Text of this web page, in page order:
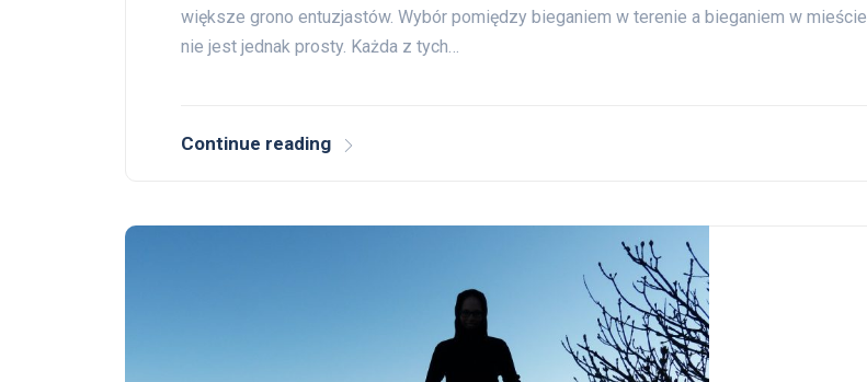
większe grono entuzjastów. Wybór pomiędzy bieganiem w terenie a bieganiem w mieście
nie jest jednak prosty. Każda z tych…
Continue reading